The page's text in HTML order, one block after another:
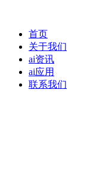
首页
关于我们
ai资讯
ai应用
联系我们